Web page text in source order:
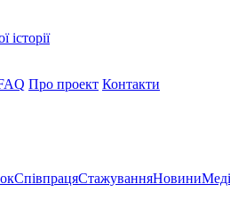
історії
Про проект Контакти
СпівпрацяСтажуванняНовини